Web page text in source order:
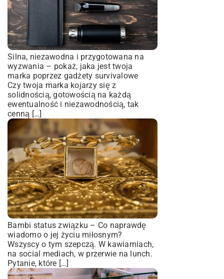
Silna, niezawodna i przygotowana na
wyzwania – pokaż, jaka jest twoja
marka poprzez gadżety survivalowe
Czy twoja marka kojarzy się z
solidnością, gotowością na każdą
ewentualność i niezawodnością, tak
cenną […]
Bambi status związku – Co naprawdę
wiadomo o jej życiu miłosnym?
Wszyscy o tym szepczą. W kawiarniach,
na social mediach, w przerwie na lunch.
Pytanie, które […]